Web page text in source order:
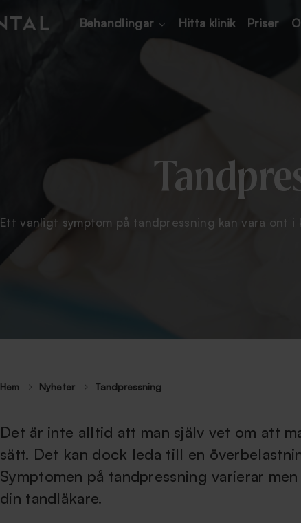
Behandlingar Hitta klinik Priser
Ett vanligt symptom på tandpressning kan vara ont
Hem Nyheter Tandpressning
Det är inte alltid att man själv vet om att
sätt. Det kan dock leda till en
Symptomen på tandpressning varierar
din tandläkare.